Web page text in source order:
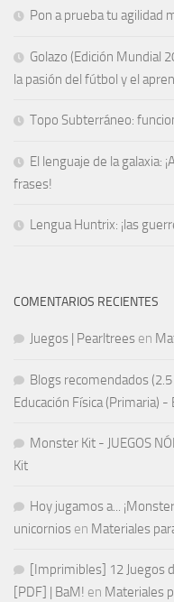
Pon a prueba tu agilidad
Golazo (Edición Mundial
la pasión del fútbol y el
Topo Subterráneo:
El lenguaje de la galaxia:
frases!
Lengua Huntrix: ¡las
COMENTARIOS RECIENTES
Juegos | Pearltrees en
Blogs recomendados
Educación Física (Primaria) -
Monster Kit - JUEGOS
Kit
Hoy jugamos a...
unicornios en Materiales
[Imprimibles] 12 Juegos
[PDF] | BaM! en Materiales